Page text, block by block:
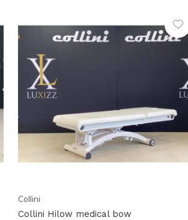
Collini
Collini Hilow medical bow